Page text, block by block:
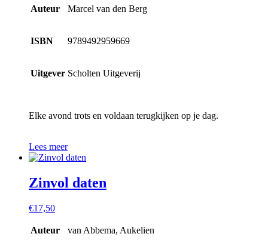
Auteur Marcel van den Berg
ISBN 9789492959669
Uitgever Scholten Uitgeverij
Elke avond trots en voldaan terugkijken op je dag.
Lees meer
Zinvol daten
€17,50
Auteur van Abbema, Aukelien